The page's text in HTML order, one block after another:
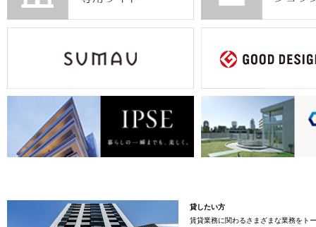
貸したい方
賃貸業務に関わるさまざまな業務をト